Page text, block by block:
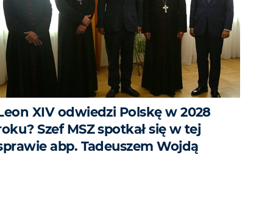
XIV odwiedzi Polskę w 2028
Szef MSZ spotkał się w tej
abp. Tadeuszem Wojdą